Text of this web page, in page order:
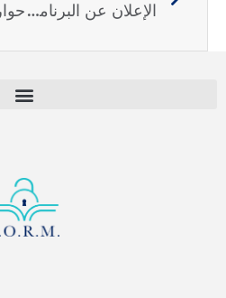
الإعلان عن البرنامج المبدئي للمنتدى الثالث للبحوث المفتوحة في الشرق الأوسط وشمال أفريقيا